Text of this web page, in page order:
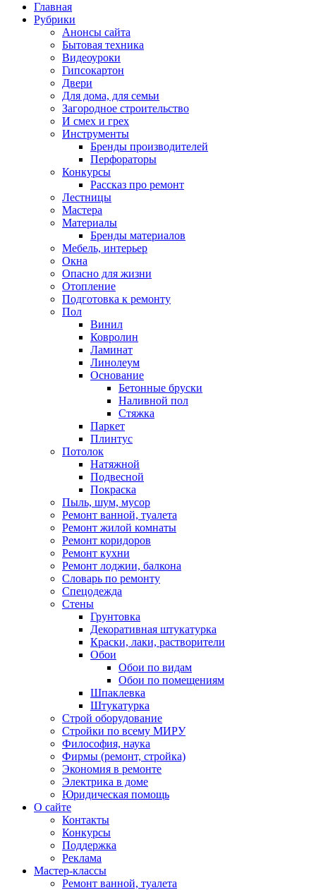
Главная
Рубрики
Анонсы сайта
Бытовая техника
Видеоуроки
Гипсокартон
Двери
Для дома, для семьи
Загородное строительство
И смех и грех
Инструменты
Бренды производителей
Перфораторы
Конкурсы
Рассказ про ремонт
Лестницы
Мастера
Материалы
Бренды материалов
Мебель, интерьер
Окна
Опасно для жизни
Отопление
Подготовка к ремонту
Пол
Винил
Ковролин
Ламинат
Линолеум
Основание
Бетонные бруски
Наливной пол
Стяжка
Паркет
Плинтус
Потолок
Натяжной
Подвесной
Покраска
Пыль, шум, мусор
Ремонт ванной, туалета
Ремонт жилой комнаты
Ремонт коридоров
Ремонт кухни
Ремонт лоджии, балкона
Словарь по ремонту
Спецодежда
Стены
Грунтовка
Декоративная штукатурка
Краски, лаки, растворители
Обои
Обои по видам
Обои по помещениям
Шпаклевка
Штукатурка
Строй оборудование
Стройки по всему МИРУ
Философия, наука
Фирмы (ремонт, стройка)
Экономия в ремонте
Электрика в доме
Юридическая помощь
О сайте
Контакты
Конкурсы
Поддержка
Реклама
Мастер-классы
Ремонт ванной, туалета